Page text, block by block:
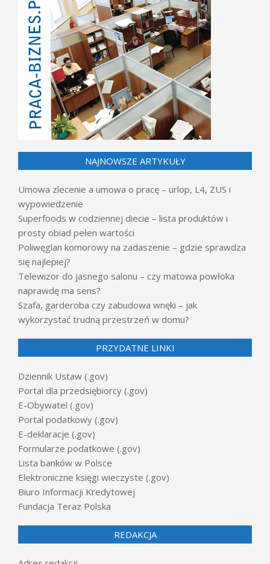
NAJNOWSZE ARTYKUŁY
Umowa zlecenie a umowa o pracę – urlop, L4, ZUS i
wypowiedzenie
Superfoods w codziennej diecie – lista produktów i
prosty obiad pełen wartości
Poliwęglan komorowy na zadaszenie – gdzie sprawdza
się najlepiej?
Telewizor do jasnego salonu – czy matowa powłoka
naprawdę ma sens?
Szafa, garderoba czy zabudowa wnęki – jak
wykorzystać trudną przestrzeń w domu?
PRZYDATNE LINKI
Dziennik Ustaw (.gov)
Portal dla przedsiębiorcy (.gov)
E-Obywatel (.gov)
Portal podatkowy (.gov)
E-deklaracje (.gov)
Formularze podatkowe (.gov)
Lista banków w Polsce
Elektroniczne księgi wieczyste (.gov)
Biuro Informacji Kredytowej
Fundacja Teraz Polska
REDAKCJA